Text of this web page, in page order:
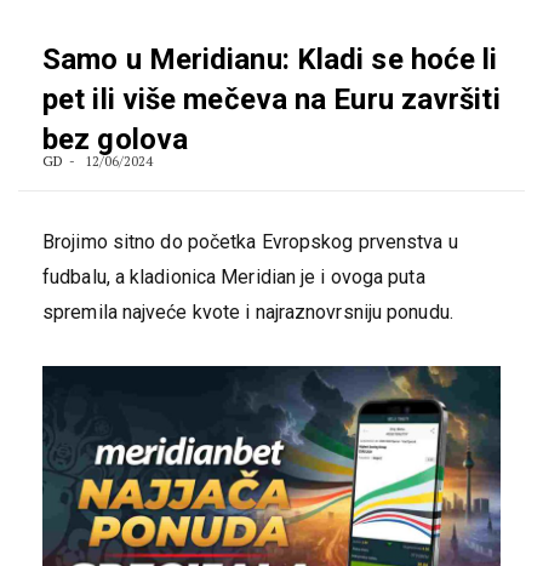
Samo u Meridianu: Kladi se hoće li
pet ili više mečeva na Euru završiti
bez golova
GD 12/06/2024
Brojimo sitno do početka Evropskog prvenstva u
fudbalu, a kladionica Meridian je i ovoga puta
spremila najveće kvote i najraznovrsniju ponudu.